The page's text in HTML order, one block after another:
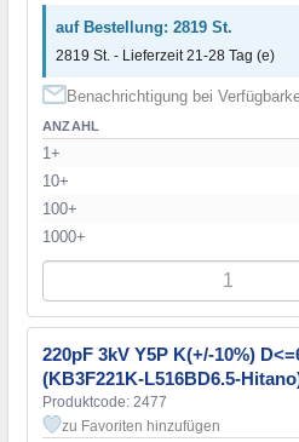
auf Bestellung: 2819 St.
2819 St. - Lieferzeit 21-28 Tag (e)
Benachrichtigung bei
ANZAHL
1+
10+
100+
1000+
220pF 3kV Y5P K(+/-10%)
(KB3F221K-L516BD6.5-
Produktcode: 2477
zu Favoriten hinzufügen